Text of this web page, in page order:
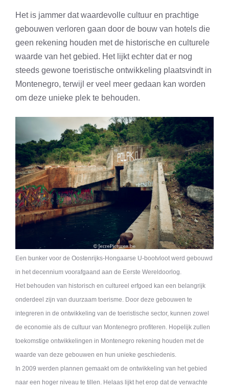
Het is jammer dat waardevolle cultuur en prachtige
gebouwen verloren gaan door de bouw van hotels die
geen rekening houden met de historische en culturele
waarde van het gebied. Het lijkt echter dat er nog
steeds gewone toeristische ontwikkeling plaatsvindt in
Montenegro, terwijl er veel meer gedaan kan worden
om deze unieke plek te behouden.
Een bunker voor de Oostenrijks-Hongaarse U-bootvloot werd gebouwd
in het decennium voorafgaand aan de Eerste Wereldoorlog.
Het behouden van historisch en cultureel erfgoed kan een belangrijk
onderdeel zijn van duurzaam toerisme. Door deze gebouwen te
integreren in de ontwikkeling van de toeristische sector, kunnen zowel
de economie als de cultuur van Montenegro profiteren. Hopelijk zullen
toekomstige ontwikkelingen in Montenegro rekening houden met de
waarde van deze gebouwen en hun unieke geschiedenis.
In 2009 werden plannen gemaakt om de ontwikkeling van het gebied
naar een hoger niveau te tillen. Helaas lijkt het erop dat de verwachte